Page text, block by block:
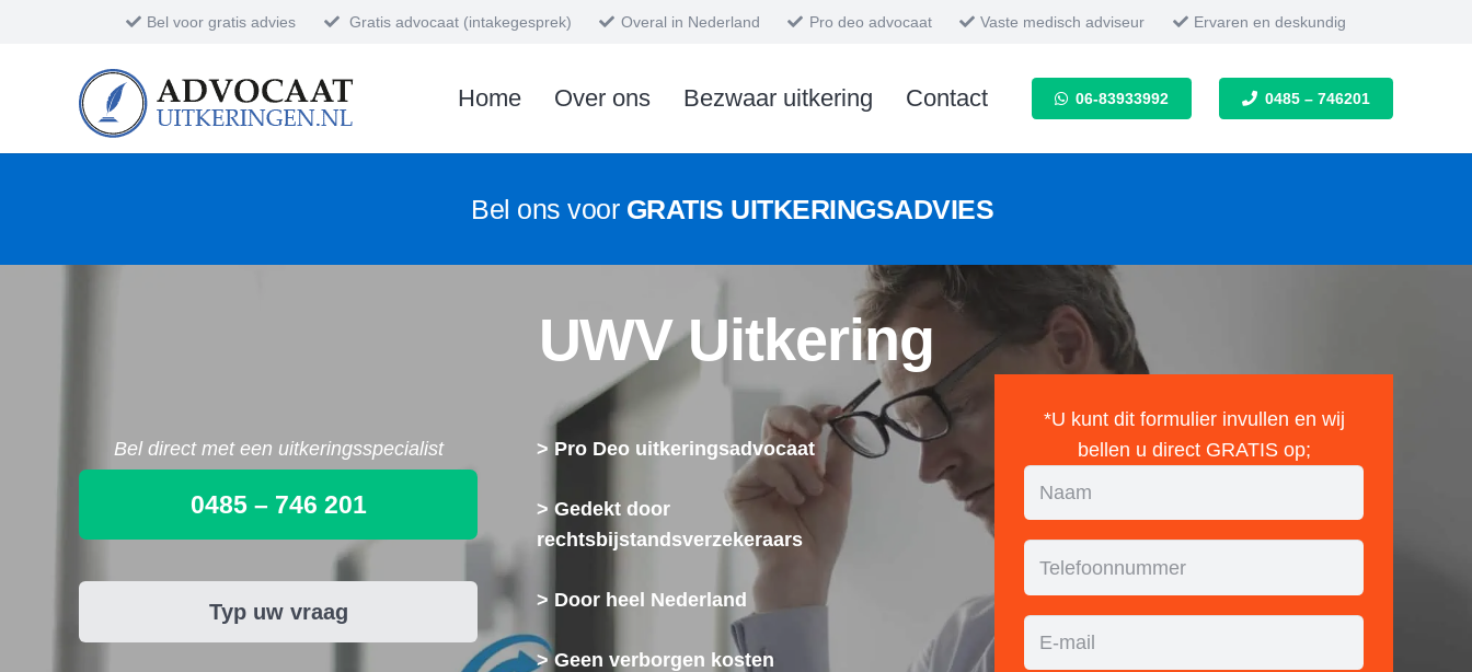
Bel voor gratis advies Gratis advocaat (intakegesprek) Overal in Nederland Pro deo advocaat Vaste medisch adviseur Ervaren en deskundig
Home Over ons Bezwaar uitkering Contact 06-83933992 0485 – 746201
Bel ons voor GRATIS UITKERINGSADVIES
UWV Uitkering
Bel direct met een uitkeringsspecialist
0485 – 746 201
Typ uw vraag
> Pro Deo uitkeringsadvocaat
> Gedekt door
rechtsbijstandsverzekeraars
> Door heel Nederland
> Geen verborgen kosten
*U kunt dit formulier invullen en wij
bellen u direct GRATIS op;